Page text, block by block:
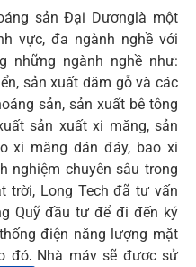
sản Đại Dươnglà một
vực, đa ngành nghề với
những ngành nghề như:
sản xuất dăm gỗ và các
sản, sản xuất bê tông
sản xuất xi măng, sản
xi măng dán đáy, bao xi
nghiệm chuyên sâu trong
trời, Long Tech đã tư vấn
Quỹ đầu tư để đi đến ký
điện năng lượng mặt
đó, Nhà máy sẽ được sử